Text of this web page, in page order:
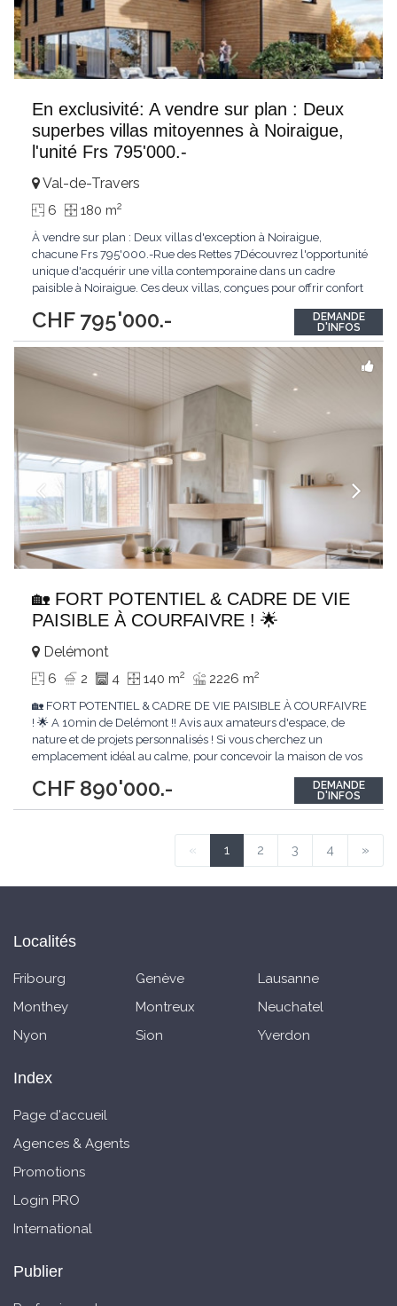
En exclusivité: A vendre sur plan : Deux
superbes villas mitoyennes à Noiraigue,
l'unité Frs 795'000.-
CHF 795'000.-
Val-de-Travers
6 180 m2
À vendre sur plan : Deux villas d'exception à Noiraigue,
chacune Frs 795'000.-Rue des Rettes 7Découvrez l'opportunité
unique d'acquérir une villa contemporaine dans un cadre
paisible à Noiraigue. Ces deux villas, conçues pour offrir confort
architecture moderne.Villa 1 : Surface totale de 249 m² (avec
sous-sol) et 178 m² de surface...
DEMANDE
D'INFOS
🏡 FORT POTENTIEL & CADRE DE VIE
PAISIBLE À COURFAIVRE ! 🌟
CHF 890'000.-
Delémont
6 2 4 140 m2 2226 m2
🏡 FORT POTENTIEL & CADRE DE VIE PAISIBLE À COURFAIVRE
! 🌟 A 10min de Delémont !! Avis aux amateurs d'espace, de
nature et de projets personnalisés ! Si vous cherchez un
emplacement idéal au calme, pour concevoir la maison de vos
Courfaivre (Haute-Sorne) 📐 Un terrain gigantesque de 2'226 m²
🌳 Le cadre de...
DEMANDE
D'INFOS
« 1 2 3 4 »
Localités
Fribourg Genève
Lausanne
Monthey
Montreux
Neuchatel
Nyon
Sion Yverdon
Index
Page d'accueil
Agences & Agents
Promotions
Login PRO
International
Publier